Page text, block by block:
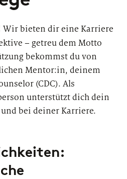
einer Consultant
Wir bieten dir eine Karriere
– getreu dem Motto
bekommst du von
Mentor:in, deinem
(CDC). Als
unterstützt dich dein
bei deiner Karriere.